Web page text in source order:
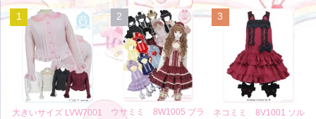
1
大きいサイズ LVW7001
2
ウサミミ 8W1005 ブラ
3
ネコミミ 8V1001 ソル